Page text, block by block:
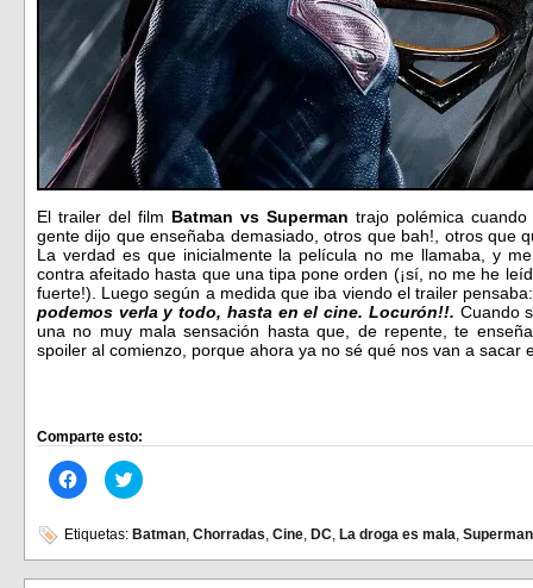
El trailer del film Batman vs Superman trajo polémica
gente dijo que enseñaba demasiado, otros que bah!, otros que
La verdad es que inicialmente la película no me llamaba, y
contra afeitado hasta que una tipa pone orden (¡sí, no me he
fuerte!). Luego según a medida que iba viendo el trailer
podemos verla y todo, hasta en el cine. Locurón!!. Cuando
una no muy mala sensación hasta que, de repente, te
spoiler al comienzo, porque ahora ya no sé qué nos van a sacar
Comparte esto:
Haz
clic
en
Facebook
(Se
abre
Haz
clic
en
(Se
abre
Etiquetas: Batman, Chorradas, Cine, DC, La droga es mala, Superman